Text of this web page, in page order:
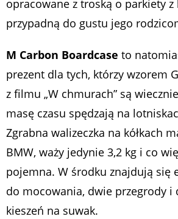
opracowane z troską o parkiety
przypadną do gustu jego
M Carbon Boardcase to
prezent dla tych, którzy wzorem
z filmu „W chmurach” są
masę czasu spędzają na
Zgrabna walizeczka na kółkach
BMW, waży jedynie 3,2 kg i co
pojemna. W środku znajdują się
do mocowania, dwie przegrody i
kieszeń na suwak.